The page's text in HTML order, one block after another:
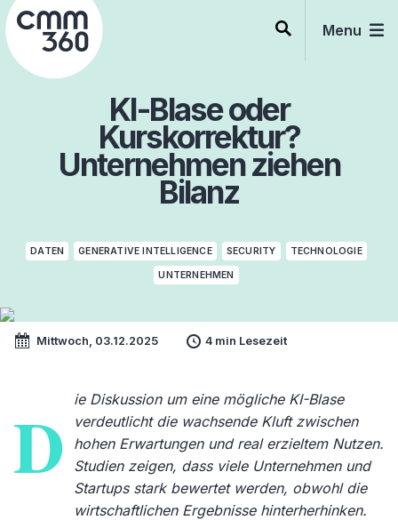
Skip
to
content
Menu
KI-Blase oder
Kurskorrektur?
Unternehmen ziehen
Bilanz
DATEN GENERATIVE INTELLIGENCE SECURITY TECHNOLOGIE
UNTERNEHMEN
Mittwoch, 03.12.2025 4 min Lesezeit
D
ie Diskussion um eine mögliche KI-Blase
verdeutlicht die wachsende Kluft zwischen
hohen Erwartungen und real erzieltem Nutzen.
Studien zeigen, dass viele Unternehmen und
Startups stark bewertet werden, obwohl die
wirtschaftlichen Ergebnisse hinterherhinken.